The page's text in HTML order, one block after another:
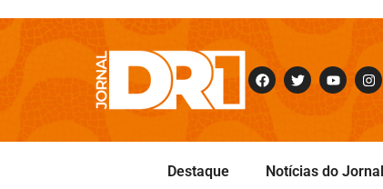
Destaque Notícias do Jornal